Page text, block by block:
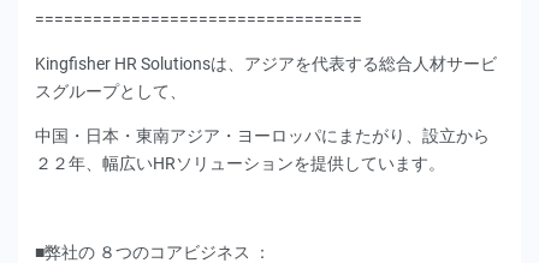
==================================
Kingfisher HR Solutionsは、アジアを代表する総合人材サービ
スグループとして、
中国・日本・東南アジア・ヨーロッパにまたがり、設立から
２２年、幅広いHRソリューションを提供しています。
■弊社の ８つのコアビジネス ：